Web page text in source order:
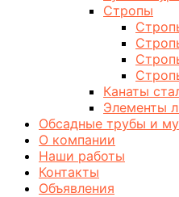
Стропы
Канаты
Элементы
Обсадные трубы и
О компании
Наши работы
Контакты
Объявления